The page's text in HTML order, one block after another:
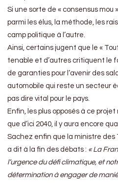
Si une sorte de « consensus mou
parmi les élus, la méthode, les
camp politique à l’autre.
Ainsi, certains jugent que le «
tenable et d’autres critiquent le
de garanties pour l’avenir des
automobile qui reste un secteur
pas dire vital pour le pays.
Enfin, les plus opposés à ce
que d’ici 2040, il y aura encore
Sachez enfin que la ministre des
a dit à la fin des débats : « La
l’urgence du défi climatique, et
détermination à engager de